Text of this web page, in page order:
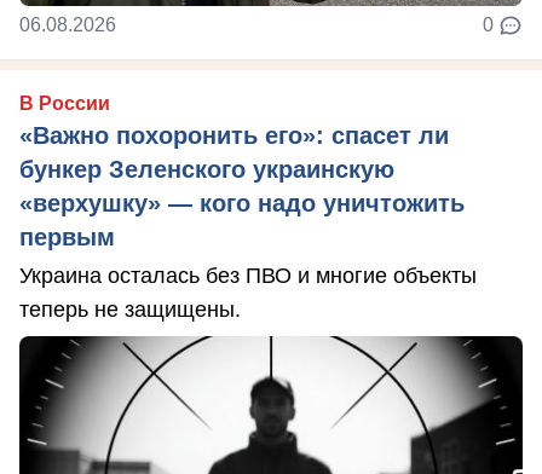
06.08.2026 0
В России
«Важно похоронить его»: спасет ли
бункер Зеленского украинскую
«верхушку» — кого надо уничтожить
первым
Украина осталась без ПВО и многие объекты
теперь не защищены.